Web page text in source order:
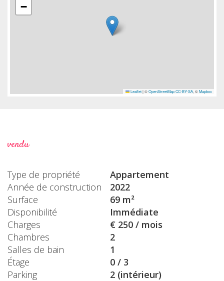
−
Leaflet |©OpenStreetMap CC-BY-SA, ©Mapbox
vendu
Type de propriété
Appartement
Année de construction
2022
Surface
69 m²
Disponibilité
Immédiate
Charges
€ 250 / mois
Chambres
2
Salles de bain
1
Étage
0 / 3
Parking
2 (intérieur)